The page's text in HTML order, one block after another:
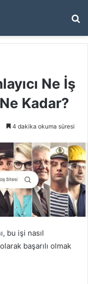
...
Ne İş
Kadar?
4 dakika okuma süresi
bu işi nasıl
başarılı olmak